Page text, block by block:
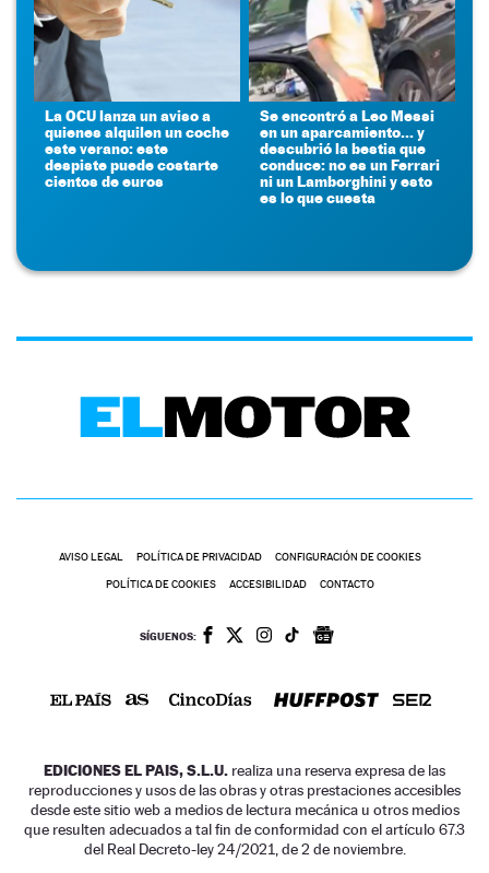
La OCU lanza un aviso a
quienes alquilen un coche
este verano: este
despiste puede costarte
cientos de euros
Se encontró a Leo Messi
en un aparcamiento... y
descubrió la bestia que
conduce: no es un Ferrari
ni un Lamborghini y esto
es lo que cuesta
AVISO LEGAL POLÍTICA DE PRIVACIDAD CONFIGURACIÓN DE COOKIES
POLÍTICA DE COOKIES ACCESIBILIDAD CONTACTO
SÍGUENOS:
EDICIONES EL PAIS, S.L.U. realiza una reserva expresa de las
reproducciones y usos de las obras y otras prestaciones accesibles
desde este sitio web a medios de lectura mecánica u otros medios
que resulten adecuados a tal fin de conformidad con el artículo 67.3
del Real Decreto-ley 24/2021, de 2 de noviembre.